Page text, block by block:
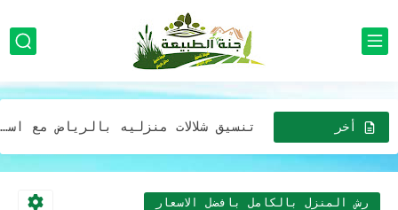
أخر
الاخبار
تنسيق شلالات منزليه بالرياض مع استخدام الإضاءة لتحسين جمالية الشلال
تصميم مظلة خارجية مع ديكورات حدائق جلسات خارجية بالرياض
رش المنزل بالكامل بافضل الاسعار